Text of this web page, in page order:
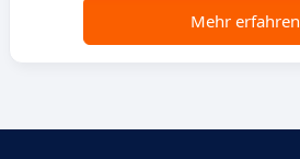
Mehr erfahren